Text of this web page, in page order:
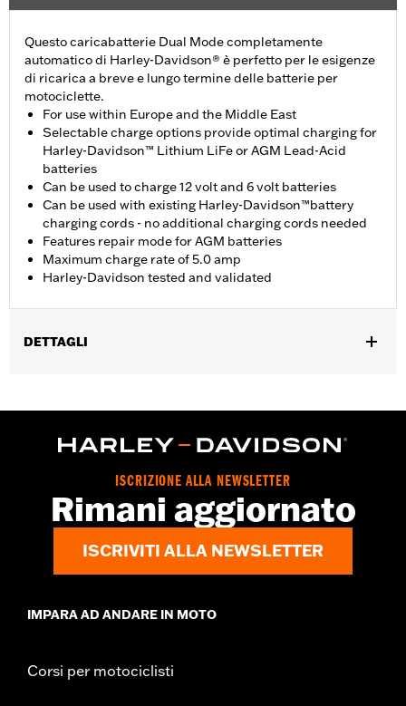
Questo caricabatterie Dual Mode completamente
automatico di Harley-Davidson® è perfetto per le esigenze
di ricarica a breve e lungo termine delle batterie per
motociclette.
For use within Europe and the Middle East
Selectable charge options provide optimal charging for
Harley-Davidson™ Lithium LiFe or AGM Lead-Acid
batteries
Can be used to charge 12 volt and 6 volt batteries
Can be used with existing Harley-Davidson™battery
charging cords - no additional charging cords needed
Features repair mode for AGM batteries
Maximum charge rate of 5.0 amp
Harley-Davidson tested and validated
DETTAGLI
Rateo di carica massimo:5.0
ISCRIZIONE ALLA NEWSLETTER
Rimani aggiornato
ISCRIVITI ALLA NEWSLETTER
IMPARA AD ANDARE IN MOTO
Corsi per motociclisti